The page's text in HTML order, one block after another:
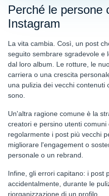
Perché le persone
Instagram
La vita cambia. Così, un post
seguito sembrare sgradevole e
dal loro album. Le rotture, le
carriera o una crescita
una pulizia dei vecchi
sono.
Un'altra ragione comune è la
creatori e persino utenti
regolarmente i post più vecchi
migliorare l'engagement o
personale o un rebrand.
Infine, gli errori capitano: i post
accidentalmente, durante le
riorganizzazione di un profilo.